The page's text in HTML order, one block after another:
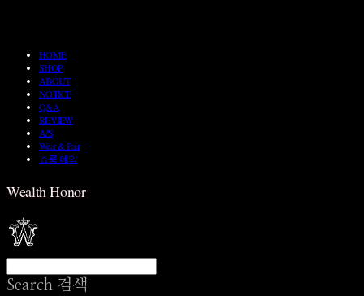
HOME
SHOP
ABOUT
NOTICE
Q&A
REVIEW
A/S
Wear & Pair
쇼룸 예약
Wealth Honor
Search 검색